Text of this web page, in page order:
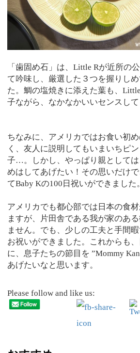
「歯固め石」は、Little Rが近所の
て吟味し、厳選した３つを握りし
た。鯛の塩焼きに添えた葉も、
子ながら、なかなかいいセンスして
ちなみに、アメリカではお食い初
く、友人に説明してもいまいちピ
子…。しかし、やっぱり親として
めはしてあげたい！その思いだけ
てBaby Kの100日祝いができました。
アメリカでも都心部では日本の食
ますが、片田舎である我が家のあ
ません。でも、少しの工夫と手間
お祝いができました。これからも
に、息子たちの節目を ”Mommy
あげたいなと思います。
Please follow and like us: